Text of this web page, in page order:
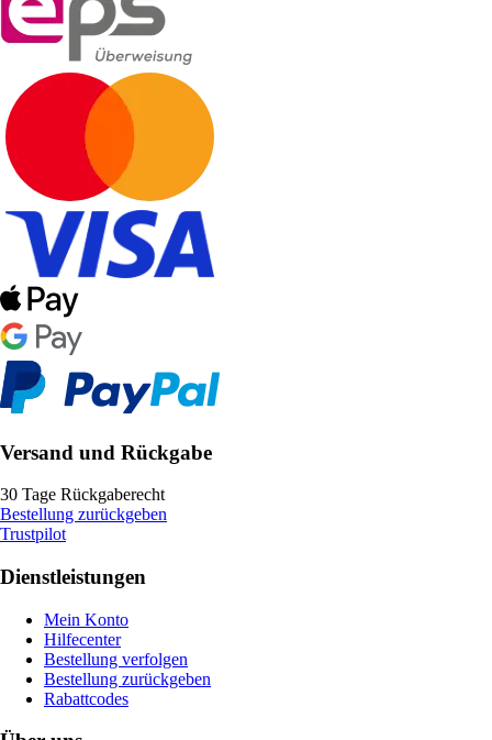
Versand und Rückgabe
30 Tage Rückgaberecht
Bestellung zurückgeben
Trustpilot
Dienstleistungen
Mein Konto
Hilfecenter
Bestellung verfolgen
Bestellung zurückgeben
Rabattcodes